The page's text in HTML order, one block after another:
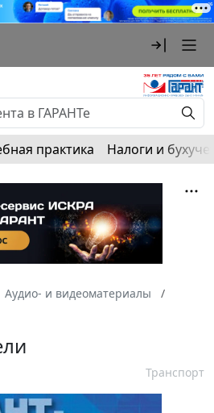
практика Налоги и
Аудио- и видеоматериалы
Транспорт